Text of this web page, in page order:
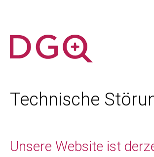
Technische
Unsere Website ist